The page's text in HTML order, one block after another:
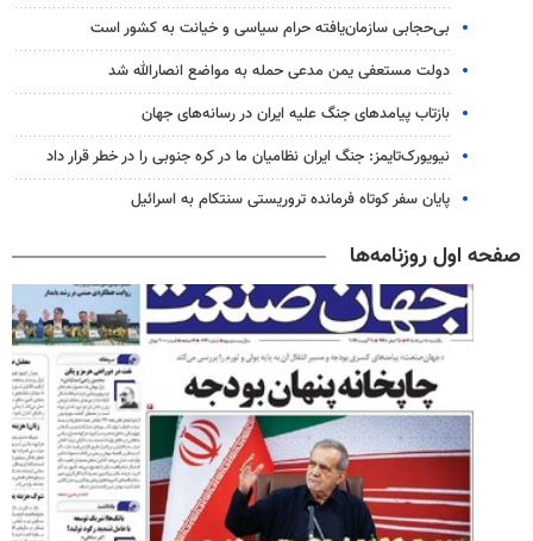
بی‌حجابی سازمان‌یافته حرام سیاسی و خیانت به کشور است
دولت مستعفی یمن مدعی حمله به مواضع انصارالله شد
بازتاب پیامدهای جنگ علیه ایران در رسانه‌های جهان
نیویورک‌تایمز: جنگ ایران نظامیان ما در کره جنوبی را در خطر قرار داد
پایان سفر کوتاه فرمانده تروریستی سنتکام به اسرائیل
صفحه اول روزنامه‌ها